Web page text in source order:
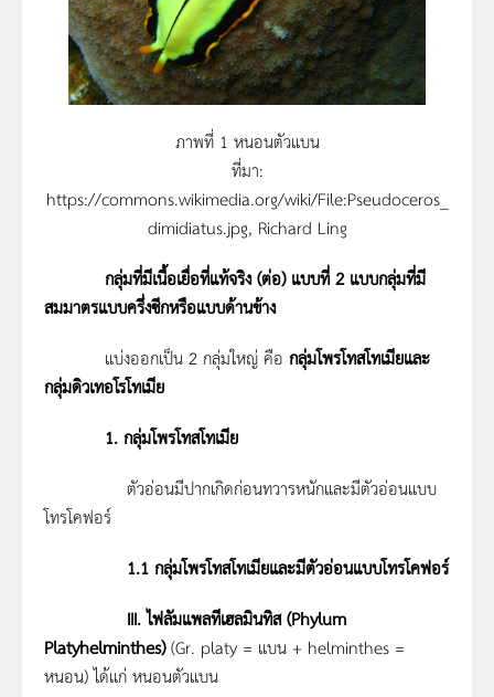
ภาพที่ 1 หนอนตัวแบน
ที่มา:
https://commons.wikimedia.org/wiki/File:Pseudoceros_
dimidiatus.jpg, Richard Ling
กลุ่มที่มีเนื้อเยื่อที่แท้จริง (ต่อ) แบบที่ 2 แบบกลุ่มที่มี
สมมาตรแบบครึ่งซีกหรือแบบด้านข้าง
แบ่งออกเป็น 2 กลุ่มใหญ่ คือ กลุ่มโพรโทสโทเมียและ
กลุ่มดิวเทอโรโทเมีย
1. กลุ่มโพรโทสโทเมีย
ตัวอ่อนมีปากเกิดก่อนทวารหนักและมีตัวอ่อนแบบ
โทรโคฟอร์
1.1 กลุ่มโพรโทสโทเมียและมีตัวอ่อนแบบโทรโคฟอร์
III.ไฟลัมแพลทีเฮลมินทิส (Phylum
Platyhelminthes)(Gr. platy = แบน + helminthes =
หนอน) ได้แก่ หนอนตัวแบน